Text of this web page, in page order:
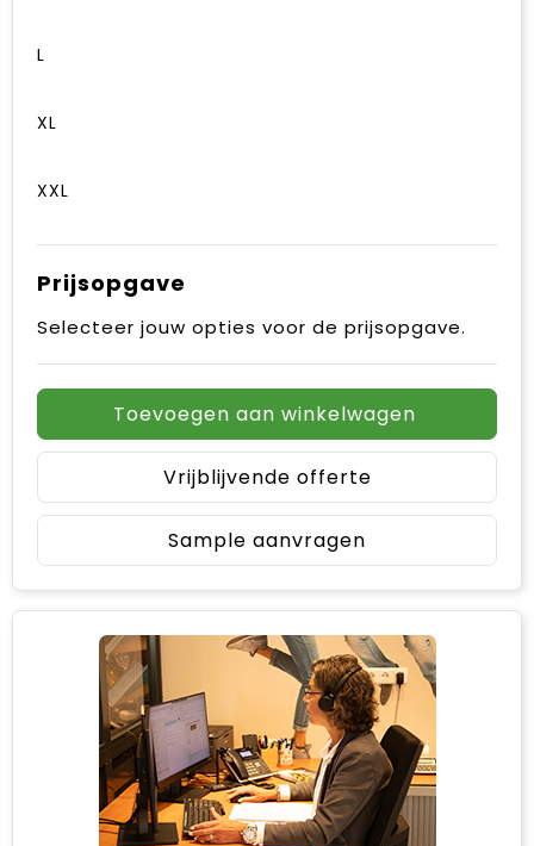
L
XL
XXL
Prijsopgave
Selecteer jouw opties voor de prijsopgave.
Toevoegen aan winkelwagen
Vrijblijvende offerte
Sample aanvragen